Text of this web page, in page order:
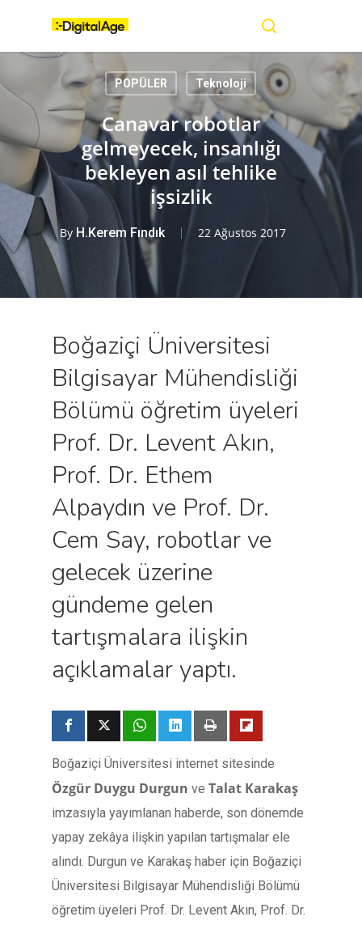
content
POPÜLER Teknoloji
Canavar robotlar
gelmeyecek, insanlığı
bekleyen asıl tehlike
işsizlik
By H.Kerem Fındık 22 Ağustos 2017
Boğaziçi Üniversitesi
Bilgisayar Mühendisliği
Bölümü öğretim üyeleri
Prof. Dr. Levent Akın,
Prof. Dr. Ethem
Alpaydın ve Prof. Dr.
Cem Say, robotlar ve
gelecek üzerine
gündeme gelen
tartışmalara ilişkin
açıklamalar yaptı.
Boğaziçi Üniversitesi internet sitesinde
Özgür Duygu Durgun ve Talat Karakaş
imzasıyla yayımlanan haberde, son dönemde
yapay zekâya ilişkin yapılan tartışmalar ele
alındı. Durgun ve Karakaş haber için Boğaziçi
Üniversitesi Bilgisayar Mühendisliği Bölümü
öğretim üyeleri Prof. Dr. Levent Akın, Prof. Dr.